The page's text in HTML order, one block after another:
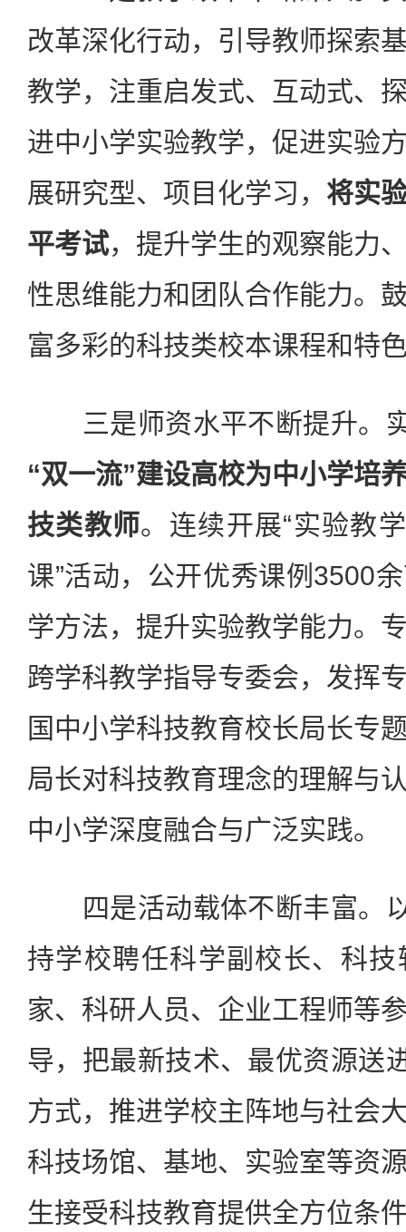
改革深化行动，引导教师探索
教学，注重启发式、互动式、
进中小学实验教学，促进实验
展研究型、项目化学习， 将实
平考试，提升学生的观察能力
性思维能力和团队合作能力。
富多彩的科技类校本课程和特
三是师资水平不断提升。实
“双一流”建设高校为中小学培
技类教师。连续开展“实验教
课”活动，公开优秀课例3500
学方法，提升实验教学能力。
跨学科教学指导专委会，发挥
国中小学科技教育校长局长专
局长对科技教育理念的理解与
中小学深度融合与广泛实践。
四是活动载体不断丰富。以
持学校聘任科学副校长、科
家、科研人员、企业工程师等
导，把最新技术、最优资源送
方式，推进学校主阵地与社会
科技场馆、基地、实验室等资
生接受科技教育提供全方位条